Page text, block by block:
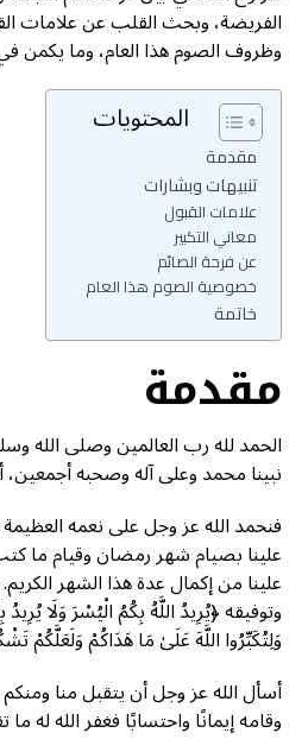
الفريضة، وبحث القلب عن علامات
وظروف الصوم هذا العام، وما يكمن
المحتويات
مقدمة
تنبيهات وبشارات
علامات القبول
معاني التكبير
عن فرحة الصائم
خصوصية الصوم هذا العام
خاتمة
مقدمة
الحمد لله رب العالمين وصلى الله
نبينا محمد وعلى آله وصحبه أجمعين،
فنحمد الله عز وجل على نعمه
علينا بصيام شهر رمضان وقيام ما
علينا من إكمال عدة هذا الشهر
وتوفيقه ﴿يُرِيدُ اللَّهُ بِكُمُ الْيُسْرَ وَلَا
وَلِتُكَبِّرُوا اللَّهَ عَلَىٰ مَا هَدَاكُمْ وَلَعَلَّكُمْ
أسأل الله عز وجل أن يتقبل منا
وقامه إيمانًا واحتسابًا فغفر الله له